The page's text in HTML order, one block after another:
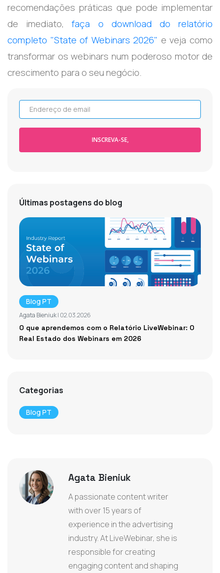
recomendações práticas que pode implementar
de imediato,faça o download do relatório
completo "State of Webinars 2026" e veja como
transformar os webinars num poderoso motor de
crescimento para o seu negócio.
Endereço de email
INSCREVA-SE,
Últimas postagens do blog
Blog PT
Agata Bieniuk| 02.03.2026
O que aprendemos com o Relatório LiveWebinar: O
Real Estado dos Webinars em 2026
Categorias
Blog PT
Agata Bieniuk
A passionate content writer
with over 15 years of
experience in the advertising
industry. At LiveWebinar, she is
responsible for creating
engaging content and shaping